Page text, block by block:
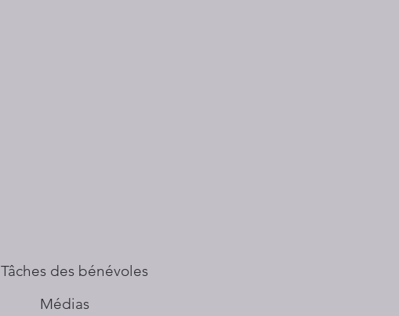
Tâches des bénévoles
Médias